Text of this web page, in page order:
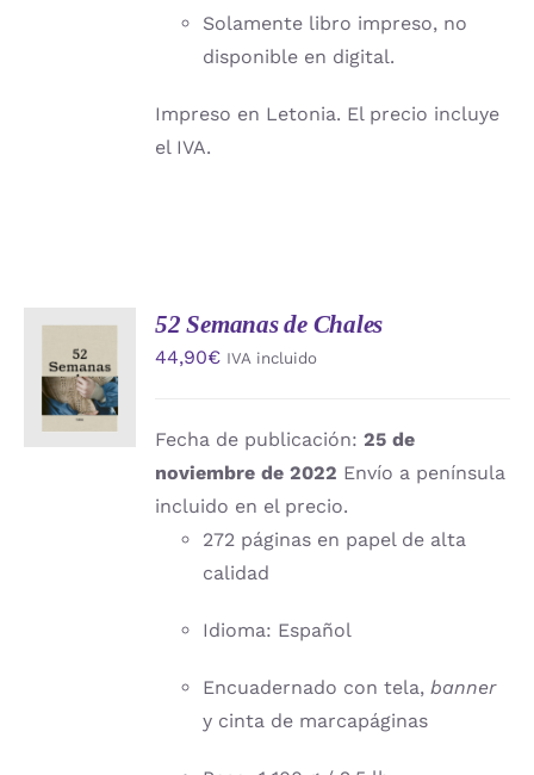
Solamente libro impreso, no
disponible en digital.
Impreso en Letonia. El precio incluye
el IVA.
AL
CARRITO
/
DETALLES
52 Semanas de Chales
44,90€ IVA incluido
Fecha de publicación:25 de
noviembre de 2022 Envío a península
incluido en el precio.
272 páginas en papel de alta
calidad
Idioma: Español
Encuadernado con tela,banner
y cinta de marcapáginas